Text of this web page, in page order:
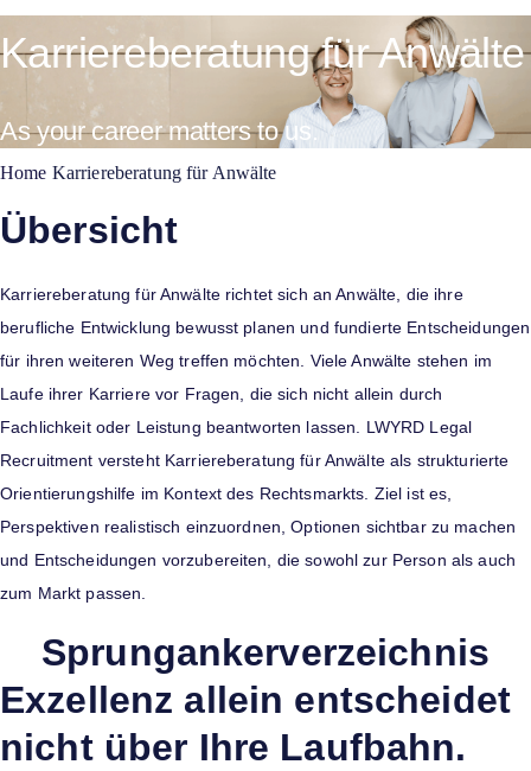
Karriereberatung für Anwälte
As your career matters to us.
Home Karriereberatung für Anwälte
Übersicht
Karriereberatung für Anwälte richtet sich an Anwälte, die ihre
berufliche Entwicklung bewusst planen und fundierte Entscheidungen
für ihren weiteren Weg treffen möchten. Viele Anwälte stehen im
Laufe ihrer Karriere vor Fragen, die sich nicht allein durch
Fachlichkeit oder Leistung beantworten lassen. LWYRD Legal
Recruitment versteht Karriereberatung für Anwälte als strukturierte
Orientierungshilfe im Kontext des Rechtsmarkts. Ziel ist es,
Perspektiven realistisch einzuordnen, Optionen sichtbar zu machen
und Entscheidungen vorzubereiten, die sowohl zur Person als auch
zum Markt passen.
Sprungankerverzeichnis
Exzellenz allein entscheidet
nicht über Ihre Laufbahn.